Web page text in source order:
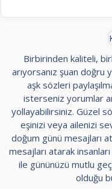
Birbirinden kaliteli,
arıyorsanız şuan
aşk sözleri
isterseniz yorumlar
yollayabilirsiniz. Güzel
eşinizi veya ailenizi
doğum günü mesajları
mesajları atarak
ile gününüzü mutlu
olduğu